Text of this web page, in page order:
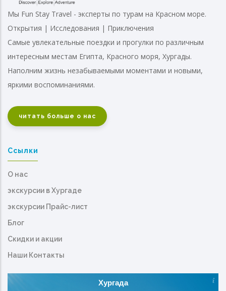
Мы Fun Stay Travel - эксперты по турам на Красном море.
Открытия | Исследования | Приключения
Самые увлекательные поездки и прогулки по различным
интересным местам Египта, Красного моря, Хургады.
Наполним жизнь незабываемыми моментами и новыми,
яркими воспоминаниями.
читать больше о нас
Ссылки
О нас
экскурсии в Хургаде
экскурсии Прайс-лист
Блог
Скидки и акции
Наши Контакты
Хургада